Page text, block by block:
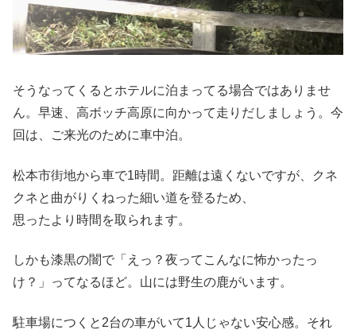
そうなってくるとホテルに泊まってる場合ではありませ
ん。早速、高ボッチ高原に向かって走りだしましょう。今
回は、ご来光のために車中泊。
松本市街地から車で1時間。距離は遠くないですが、クネ
クネと曲がりくねった細い道を登るため、
思ったより時間を取られます。
しかも漆黒の闇で「えっ？夜ってこんなに怖かったっ
け？」ってなるほど。山には野生の鹿がいます。
駐車場につくと2台の車がいて1人じゃない安心感。それ